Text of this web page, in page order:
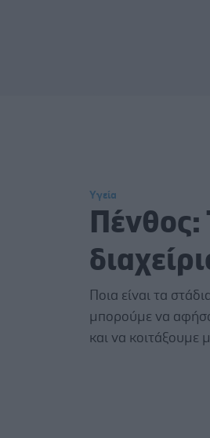
Υγεία
Πένθος:
Ποια είναι τα
μπορούμε να
και να κοιτάξουμε